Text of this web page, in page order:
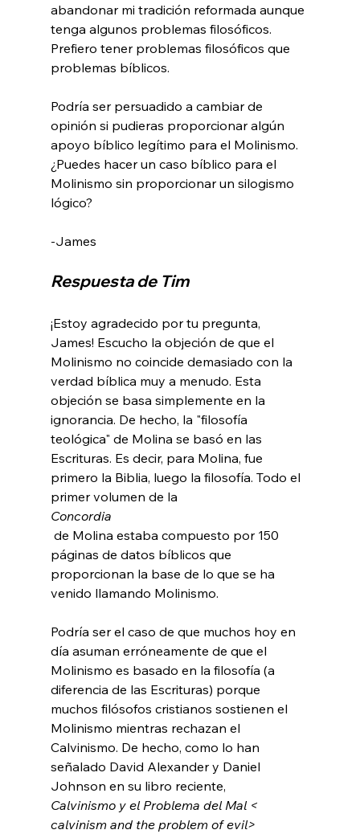
abandonar mi tradición reformada aunque
tenga algunos problemas filosóficos.
Prefiero tener problemas filosóficos que
problemas bíblicos.
Podría ser persuadido a cambiar de
opinión si pudieras proporcionar algún
apoyo bíblico legítimo para el Molinismo.
¿Puedes hacer un caso bíblico para el
Molinismo sin proporcionar un silogismo
lógico?
Respuesta de Tim
¡Estoy agradecido por tu pregunta,
James! Escucho la objeción de que el
Molinismo no coincide demasiado con la
verdad bíblica muy a menudo. Esta
objeción se basa simplemente en la
ignorancia. De hecho, la "filosofía
teológica" de Molina se basó en las
Escrituras. Es decir, para Molina, fue
primero la Biblia, luego la filosofía. Todo el
primer volumen de la
Concordia
páginas de datos bíblicos que
proporcionan la base de lo que se ha
venido llamando Molinismo.
Podría ser el caso de que muchos hoy en
día asuman erróneamente de que el
Molinismo es basado en la filosofía (a
diferencia de las Escrituras) porque
muchos filósofos cristianos sostienen el
Molinismo mientras rechazan el
Calvinismo. De hecho, como lo han
señalado David Alexander y Daniel
Johnson en su libro reciente,
Calvinismo y el Problema del Mal <
calvinism and the problem of evil>